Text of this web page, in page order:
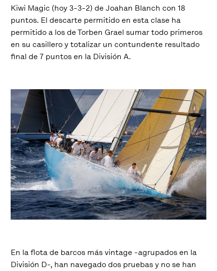
Kiwi Magic (hoy 3-3-2) de Joahan Blanch con 18
puntos. El descarte permitido en esta clase ha
permitido a los de Torben Grael sumar todo primeros
en su casillero y totalizar un contundente resultado
final de 7 puntos en la División A.
En la flota de barcos más vintage -agrupados en la
División D-, han navegado dos pruebas y no se han